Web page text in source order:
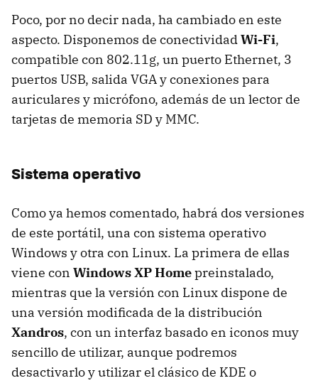
Poco, por no decir nada, ha cambiado en este
aspecto. Disponemos de conectividadWi-Fi,
compatible con 802.11g, un puerto Ethernet, 3
puertos USB, salida VGA y conexiones para
auriculares y micrófono, además de un lector de
tarjetas de memoria SD y MMC.
Sistema operativo
Como ya hemos comentado, habrá dos versiones
de este portátil, una con sistema operativo
Windows y otra con Linux. La primera de ellas
viene con Windows XP Homepreinstalado,
mientras que la versión con Linux dispone de
una versión modificada de la distribución
Xandros, con un interfaz basado en iconos muy
sencillo de utilizar, aunque podremos
desactivarlo y utilizar el clásico de KDE o